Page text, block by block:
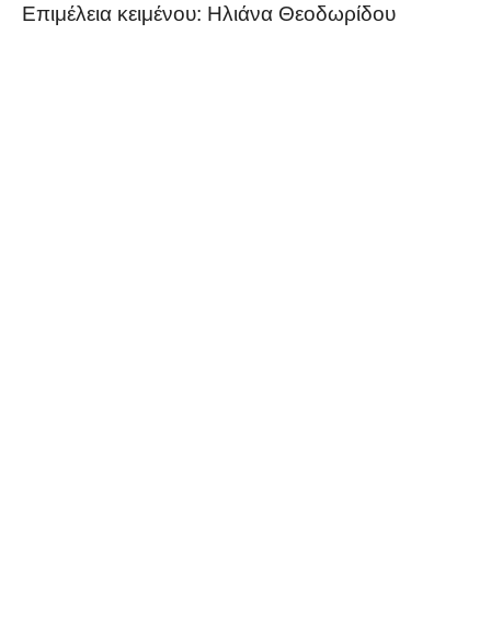
Επιμέλεια κειμένου: Ηλιάνα Θεοδωρίδου